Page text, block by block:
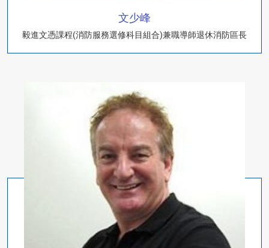
文少峰
毅進文憑課程(消防服務選修科目組合)兼職導師退休消防區長